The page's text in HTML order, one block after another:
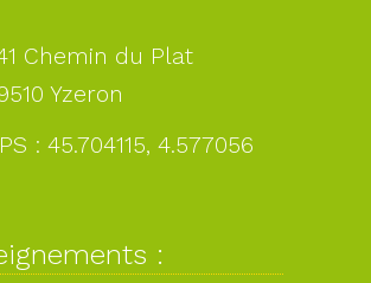
Chemin du Plat
Yzeron
: 45.704115, 4.577056
: